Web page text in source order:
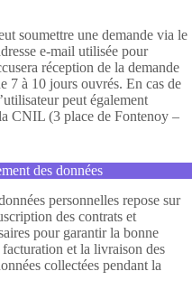
soumettre une demande via le
e-mail utilisée pour
réception de la demande
7 à 10 jours ouvrés. En cas de
peut également
CNIL (3 place de Fontenoy –
des données
personnelles repose sur
des contrats et
pour garantir la bonne
et la livraison des
collectées pendant la